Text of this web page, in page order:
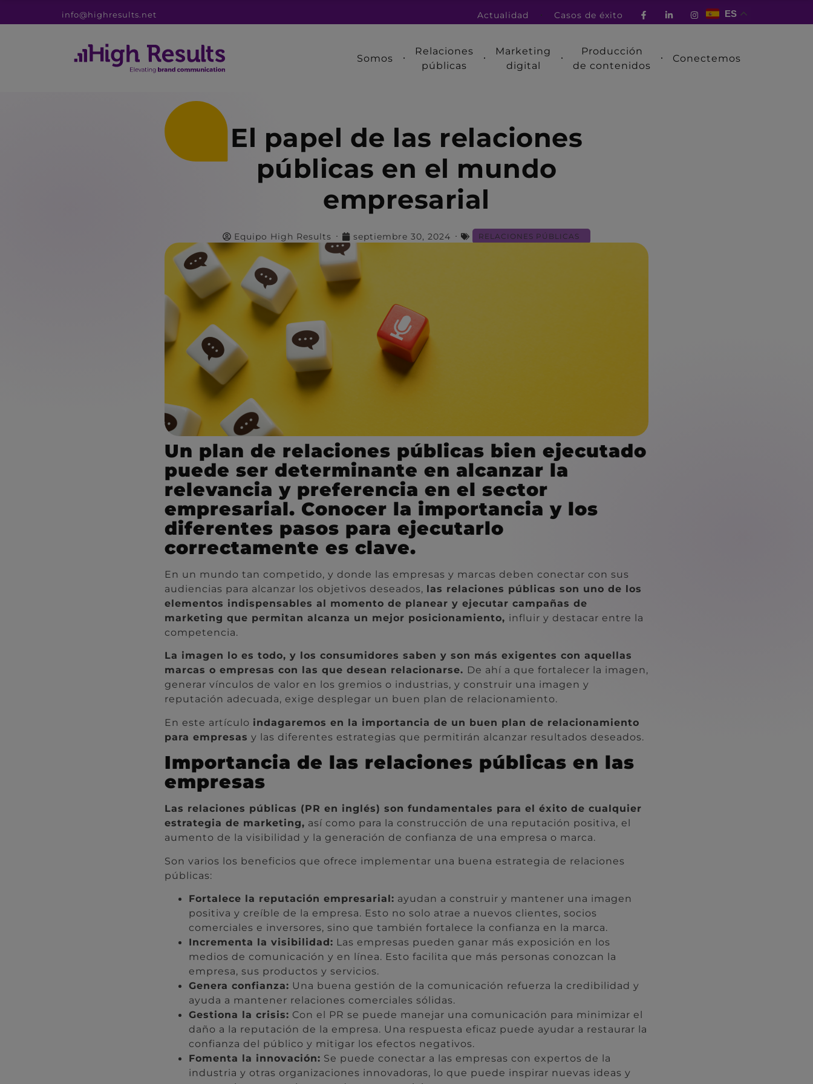
info@highresults.net Actualidad Casos de éxito ES
Somos
Relaciones
públicas
Marketing
digital
Producción
de contenidos
Conectemos
El papel de las relaciones
públicas en el mundo
empresarial
Equipo High Results septiembre 30, 2024 RELACIONES PÚBLICAS
Un plan de relaciones públicas bien ejecutado
puede ser determinante en alcanzar la
relevancia y preferencia en el sector
empresarial. Conocer la importancia y los
diferentes pasos para ejecutarlo
correctamente es clave.
En un mundo tan competido, y donde las empresas y marcas deben conectar con sus
audiencias para alcanzar los objetivos deseados, las relaciones públicas son uno de los
elementos indispensables al momento de planear y ejecutar campañas de
marketing que permitan alcanza un mejor posicionamiento, influir y destacar entre la
competencia.
La imagen lo es todo, y los consumidores saben y son más exigentes con aquellas
marcas o empresas con las que desean relacionarse. De ahí a que fortalecer la imagen,
generar vínculos de valor en los gremios o industrias, y construir una imagen y
reputación adecuada, exige desplegar un buen plan de relacionamiento.
En este artículo indagaremos en la importancia de un buen plan de relacionamiento
para empresas y las diferentes estrategias que permitirán alcanzar resultados deseados.
Importancia de las relaciones públicas en las
empresas
Las relaciones públicas (PR en inglés) son fundamentales para el éxito de cualquier
estrategia de marketing, así como para la construcción de una reputación positiva, el
aumento de la visibilidad y la generación de confianza de una empresa o marca.
Son varios los beneficios que ofrece implementar una buena estrategia de relaciones
públicas:
Fortalece la reputación empresarial: ayudan a construir y mantener una imagen
positiva y creíble de la empresa. Esto no solo atrae a nuevos clientes, socios
comerciales e inversores, sino que también fortalece la confianza en la marca.
Incrementa la visibilidad: Las empresas pueden ganar más exposición en los
medios de comunicación y en línea. Esto facilita que más personas conozcan la
empresa, sus productos y servicios.
Genera confianza: Una buena gestión de la comunicación refuerza la credibilidad y
ayuda a mantener relaciones comerciales sólidas.
Gestiona la crisis: Con el PR se puede manejar una comunicación para minimizar el
daño a la reputación de la empresa. Una respuesta eficaz puede ayudar a restaurar la
confianza del público y mitigar los efectos negativos.
Fomenta la innovación: Se puede conectar a las empresas con expertos de la
industria y otras organizaciones innovadoras, lo que puede inspirar nuevas ideas y